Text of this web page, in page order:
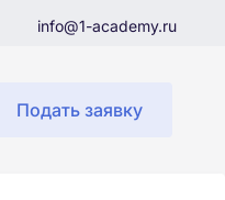
info@1-academy.ru
Подать заявку